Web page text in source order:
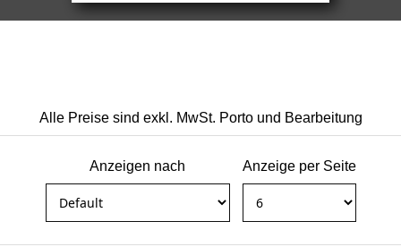
Alle Preise sind exkl. MwSt. Porto und Bearbeitung
Anzeigen nach Anzeige per Seite